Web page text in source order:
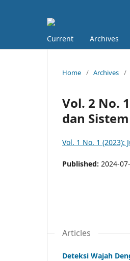
Current Archives
Home / Archives /
Vol. 2 No.
dan
Vol. 1 No. 1
Published: 2024-
Articles
Deteksi Wajah